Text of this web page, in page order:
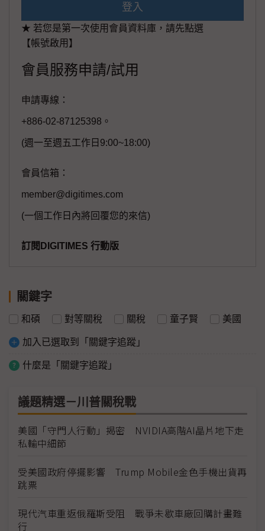
登入
★ 若您是第一次使用會員資料庫，請先點選
【帳號啟用】
會員服務申請/試用
申請專線：
+886-02-87125398。
(週一至週五工作日9:00~18:00)
會員信箱：
member@digitimes.com
(一個工作日內將回覆您的來信)
訂閱DIGITIMES 行動版
關鍵字
和碩 對等關稅 關稅 童子賢 美國
加入已選取到「關鍵字追蹤」
什麼是「關鍵字追蹤」
議題精選－川普關稅戰
美國「守門人行動」揭密 NVIDIA高階AI晶片地下走
私輸中細節
受美國政府停擺影響 Trump Mobile金色手機出貨再
跳票
現代汽車重返俄羅斯受阻 戰爭未歇車廠回購計畫難
行